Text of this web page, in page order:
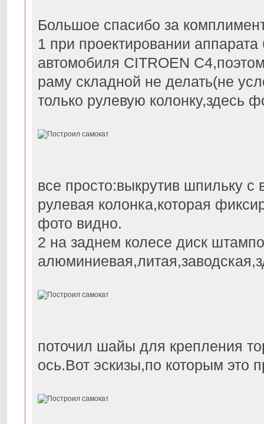
Большое спасибо за
1 при проектировании
автомобиля CITROEN
раму складной не делать(не
только рулевую колонку,здесь
все просто:выкрутив шпильку с
рулевая колонка,которая
фото видно.
2 на заднем колесе диск
поточил шайы для крепления
ось.Вот эскизы,по которым это